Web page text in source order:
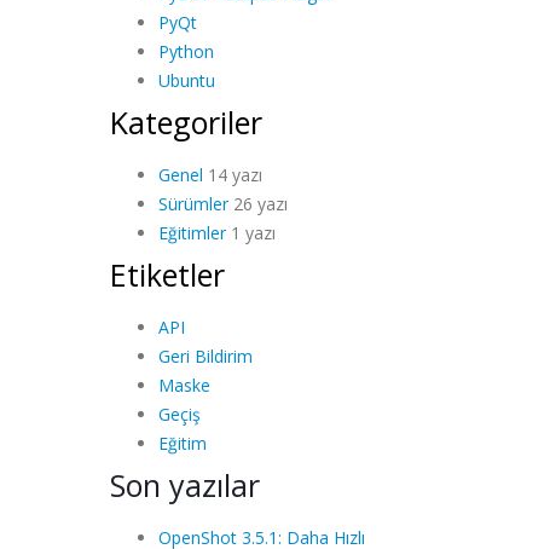
PyQt
Python
Ubuntu
Kategoriler
Genel 14 yazı
Sürümler26 yazı
Eğitimler1 yazı
Etiketler
API
Geri Bildirim
Maske
Geçiş
Eğitim
Son yazılar
OpenShot 3.5.1: Daha Hızlı